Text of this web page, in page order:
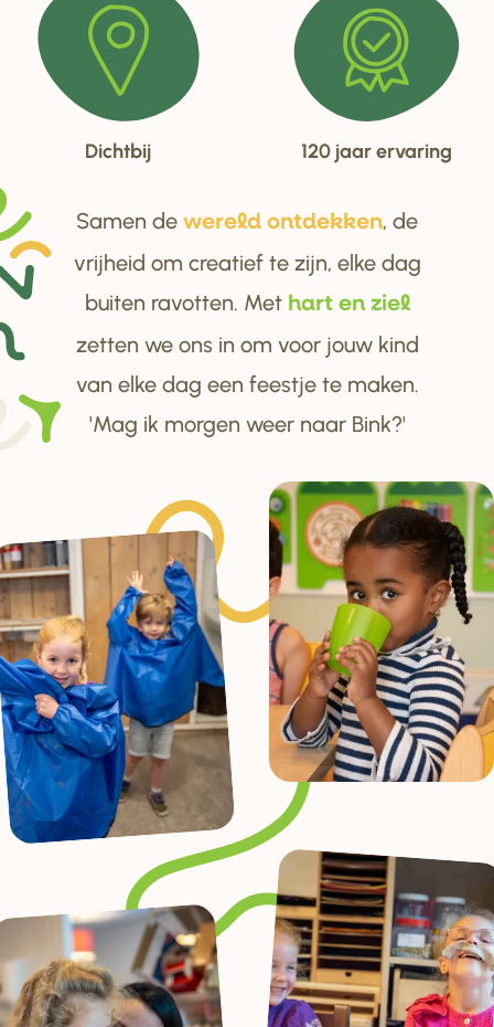
Dichtbij 120 jaar ervaring
Samen de wereld ontdekken, de
vrijheid om creatief te zijn, elke dag
buiten ravotten. Met hart en ziel
zetten we ons in om voor jouw kind
van elke dag een feestje te maken.
'Mag ik morgen weer naar Bink?'